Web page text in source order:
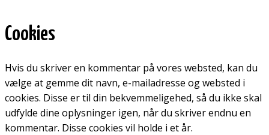
Cookies
Hvis du skriver en kommentar på vores websted, kan du
vælge at gemme dit navn, e-mailadresse og websted i
cookies. Disse er til din bekvemmeligehed, så du ikke skal
udfylde dine oplysninger igen, når du skriver endnu en
kommentar. Disse cookies vil holde i et år.